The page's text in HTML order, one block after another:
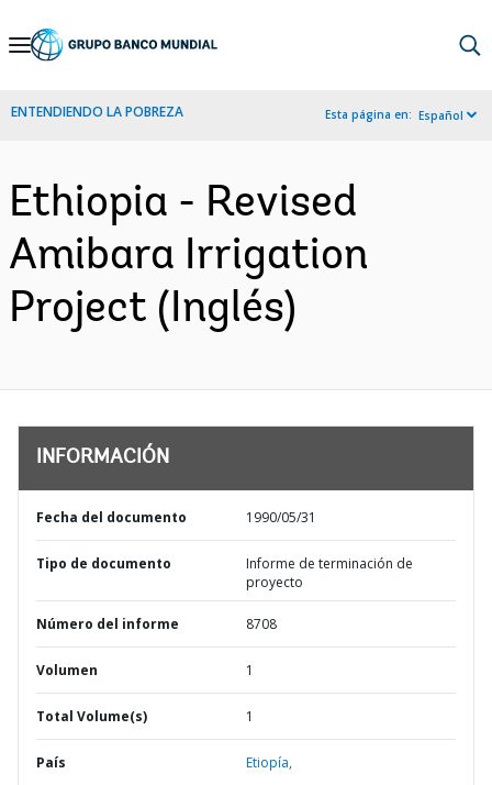
Skip
Navigation
ENTENDIENDO LA POBREZA Esta página en: Español
Ethiopia - Revised
Amibara Irrigation
Project (Inglés)
INFORMACIÓN
Fecha del documento 1990/05/31
Tipo de documento
Informe de terminación de
proyecto
Número del informe 8708
Volumen 1
Total Volume(s) 1
País Etiopía,